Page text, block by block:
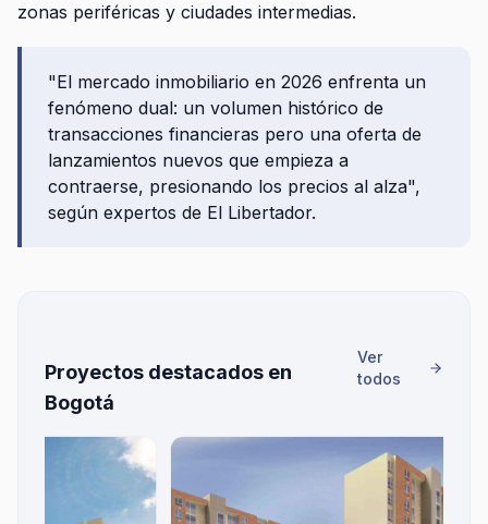
zonas periféricas y ciudades intermedias.
"El mercado inmobiliario en 2026 enfrenta un
fenómeno dual: un volumen histórico de
transacciones financieras pero una oferta de
lanzamientos nuevos que empieza a
contraerse, presionando los precios al alza",
según expertos de El Libertador.
Proyectos destacados en
Bogotá
Ver
todos